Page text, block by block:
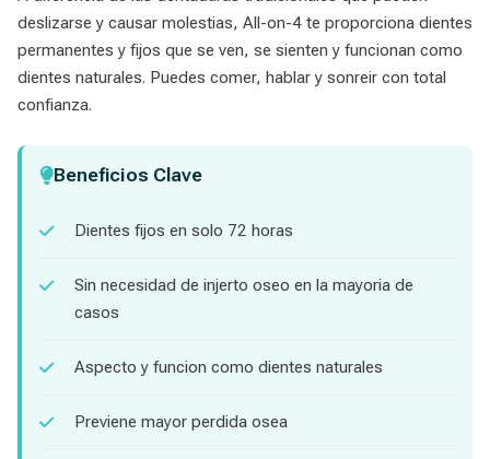
deslizarse y causar molestias, All-on-4 te proporciona dientes
permanentes y fijos que se ven, se sienten y funcionan como
dientes naturales. Puedes comer, hablar y sonreir con total
confianza.
Beneficios Clave
Dientes fijos en solo 72 horas
Sin necesidad de injerto oseo en la mayoria de
casos
Aspecto y funcion como dientes naturales
Previene mayor perdida osea